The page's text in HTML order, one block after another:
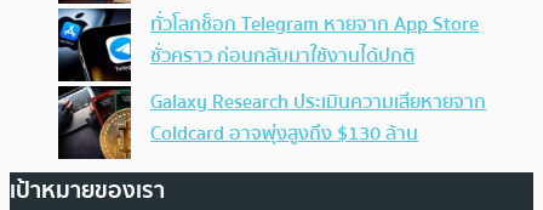
ทั่วโลกช็อก Telegram หายจาก App Store
ชั่วคราว ก่อนกลับมาใช้งานได้ปกติ
Galaxy Research ประเมินความเสียหายจาก
Coldcard อาจพุ่งสูงถึง $130 ล้าน
เป้าหมายของเรา